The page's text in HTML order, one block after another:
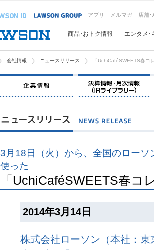
アプリ メルマガ 店舗･
商品･おトク情報 エンタメ･
会社情報 ニュースリリース 「UchiCaféSWEETS春コ
企業情報
3月18日（火）から、全国のローソ
使った
「UchiCaféSWEETS春コ
2014年3月14日
株式会社ローソン（本社：